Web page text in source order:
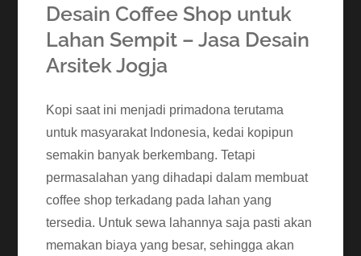
Desain Coffee Shop untuk
Lahan Sempit – Jasa Desain
Arsitek Jogja
Kopi saat ini menjadi primadona terutama
untuk masyarakat Indonesia, kedai kopipun
semakin banyak berkembang. Tetapi
permasalahan yang dihadapi dalam membuat
coffee shop terkadang pada lahan yang
tersedia. Untuk sewa lahannya saja pasti akan
memakan biaya yang besar, sehingga akan